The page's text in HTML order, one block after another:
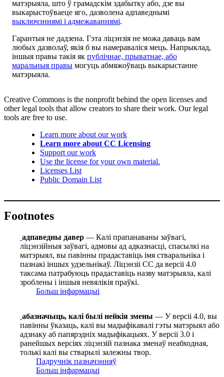
матэрыяла, што ў грамадскім здабытку або, дзе вы
выкарыстоўваеце яго, дазволена адпаведнымі
выключэннямі і адмежаваннямі.
Гарантыя не дадзена. Гэта ліцэнзія не можа даваць вам
любых дазволаў, якія б вы намераваліся мець. Напрыклад,
іншыя правы такія як публічнае, прыватнае, або
маральныя правы могуць абмяжоўваць выкарыстанне
матэрыяла.
Creative Commons is the nonprofit behind the open licenses and
other legal tools that allow creators to share their work. Our legal
tools are free to use.
Learn more about our work
Learn more about CC Licensing
Support our work
Use the license for your own material.
Licenses List
Public Domain List
Footnotes
адпаведны давер — Калі прапанаваны заўвагі,
ліцэнзійныя заўвагі, адмовы ад адказнасці, спасылкі на
матэрыял, вы павінны прадаставіць імя стваральніка і
пазнакі іншых удзельнікаў. Ліцэнзіі СС да версіі 4.0
таксама патрабуюць прадаставіць назву матэрыяла, калі
зроблены і іншыя невялікія праўкі.
Больш інфармацыі
абазначыць, калі былі нейкія змены — У версіі 4.0, вы
павінны ўказаць, калі вы мадыфікавалі гэты матэрыял або
адзнаку аб папярэдніх мадыфікацыях. У версіі 3.0 і
ранейшых версіях ліцэнзій пазнака зменаў неабходная,
толькі калі вы стварылі залежны твор.
Падручнік пазначэнняў
Больш інфармацыі